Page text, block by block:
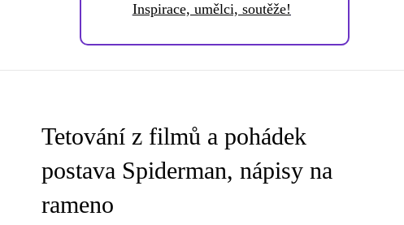
Inspirace, umělci, soutěže!
Tetování z filmů a pohádek
postava Spiderman, nápisy na
rameno